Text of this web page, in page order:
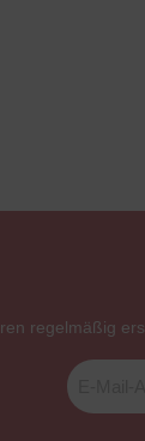
regelmäßig
E-
Mail-